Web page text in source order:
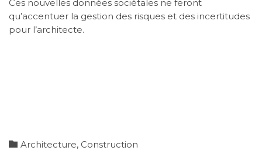
Ces nouvelles données sociétales ne feront
qu’accentuer la gestion des risques et des incertitudes
pour l’architecte.
 Category
Architecture, Construction